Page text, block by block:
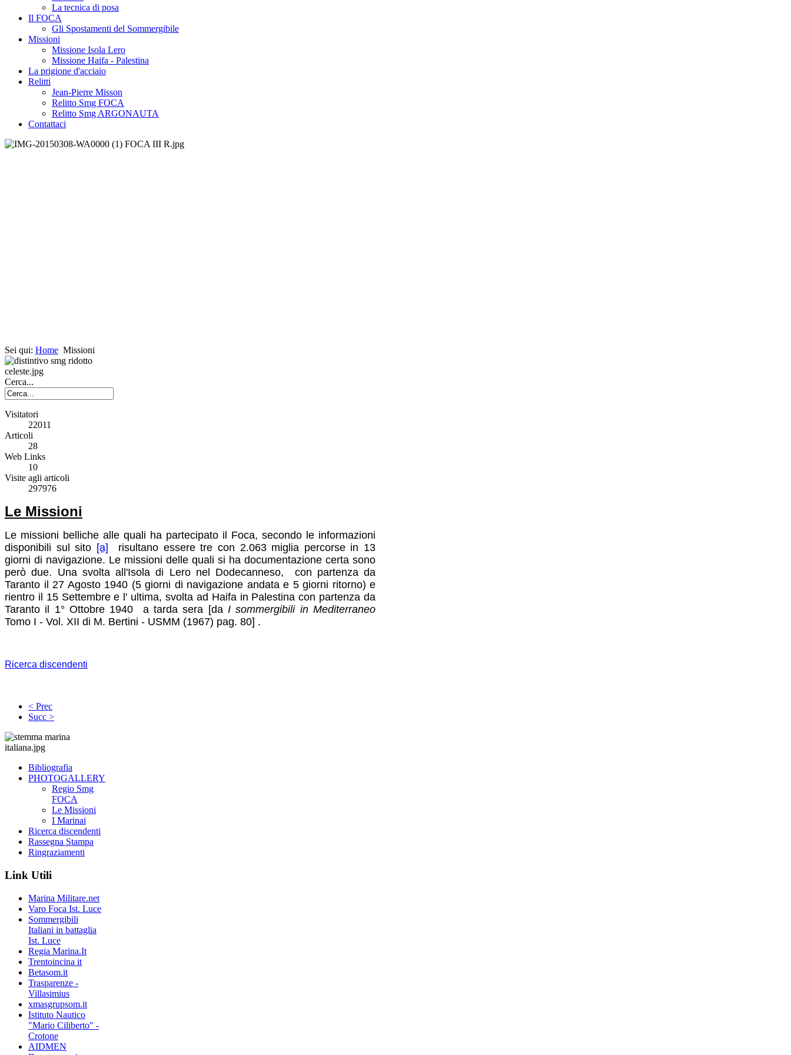
La tecnica di posa
Il FOCA
Gli Spostamenti del Sommergibile
Missioni
Missione Isola Lero
Missione Haifa - Palestina
La prigione d'acciaio
Relitti
Jean-Pierre Misson
Relitto Smg FOCA
Relitto Smg ARGONAUTA
Contattaci
Sei qui: Home Missioni
Cerca...
Visitatori
22011
Articoli
28
Web Links
10
Visite agli articoli
297976
Le Missioni
Le missioni belliche alle quali ha partecipato il Foca, secondo le informazioni
disponibili sul sito [a] risultano essere tre con 2.063 miglia percorse in 13
giorni di navigazione. Le missioni delle quali si ha documentazione certa sono
però due. Una svolta all'Isola di Lero nel Dodecanneso, con partenza da
Taranto il 27 Agosto 1940 (5 giorni di navigazione andata e 5 giorni ritorno) e
rientro il 15 Settembre e l' ultima, svolta ad Haifa in Palestina con partenza da
Taranto il 1° Ottobre 1940 a tarda sera [daI sommergibili in Mediterraneo
Tomo I - Vol. XII di M. Bertini - USMM (1967) pag. 80] .
Ricerca discendenti
< Prec
Succ >
Bibliografia
PHOTOGALLERY
Regio Smg
FOCA
Le Missioni
I Marinai
Ricerca discendenti
Rassegna Stampa
Ringraziamenti
Link Utili
Marina Militare.net
Varo Foca Ist. Luce
Sommergibili
Italiani in battaglia
Ist. Luce
Regia Marina.It
Trentoincina it
Betasom.it
Trasparenze -
Villasimius
xmasgrupsom.it
Istituto Nautico
"Mario Ciliberto" -
Crotone
AIDMEN